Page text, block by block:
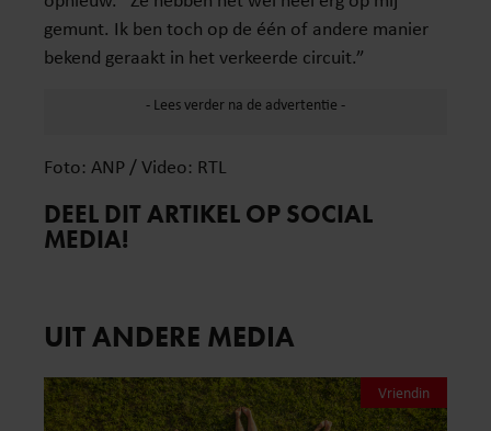
gemunt. Ik ben toch op de één of andere manier
bekend geraakt in het verkeerde circuit.”
Foto: ANP / Video: RTL
DEEL DIT ARTIKEL OP SOCIAL
MEDIA!
UIT ANDERE MEDIA
Vriendin